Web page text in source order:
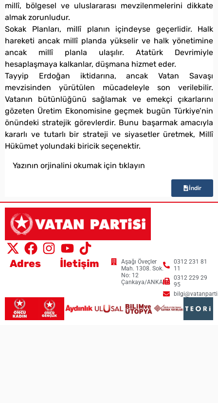
millî, bölgesel ve uluslararası mevzilenmelerini dikkate
almak zorunludur.
Sokak Planları, millî planın içindeyse geçerlidir. Halk
hareketi ancak millî planda yükselir ve halk yönetimine
ancak millî planla ulaşılır. Atatürk Devrimiyle
hesaplaşmaya kalkanlar, düşmana hizmet eder.
Tayyip Erdoğan iktidarına, ancak Vatan Savaşı
mevzisinden yürütülen mücadeleyle son verilebilir.
Vatanın bütünlüğünü sağlamak ve emekçi çıkarlarını
gözeten Üretim Ekonomisine geçmek bugün Türkiye’nin
önündeki stratejik görevlerdir. Bunu başarmak amacıyla
kararlı ve tutarlı bir strateji ve siyasetler üretmek, Millî
Hükümet yolundaki biricik seçenektir.
Yazının orjinalini okumak için tıklayın
İndir
Adres
Aşağı Öveçler
Mah. 1308. Sok.
No: 12
Çankaya/ANKARA
İletişim
0312 231 81
11
0312 229 29
95